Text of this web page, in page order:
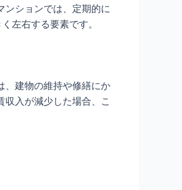
ンションでは、定期的に
左右する要素です。
、建物の維持や修繕にか
入が減少した場合、こ